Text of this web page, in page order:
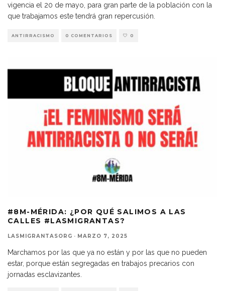
vigencia el 20 de mayo, para gran parte de la población con la
que trabajamos este tendrá gran repercusión.
ANTIRRACISMO 0 COMENTARIOS 0
#8M-MÉRIDA: ¿POR QUÉ SALIMOS A LAS
CALLES #LASMIGRANTAS?
LASMIGRANTASORG · MARZO 7, 2025
Marchamos por las que ya no están y por las que no pueden
estar, porque están segregadas en trabajos precarios con
jornadas esclavizantes.